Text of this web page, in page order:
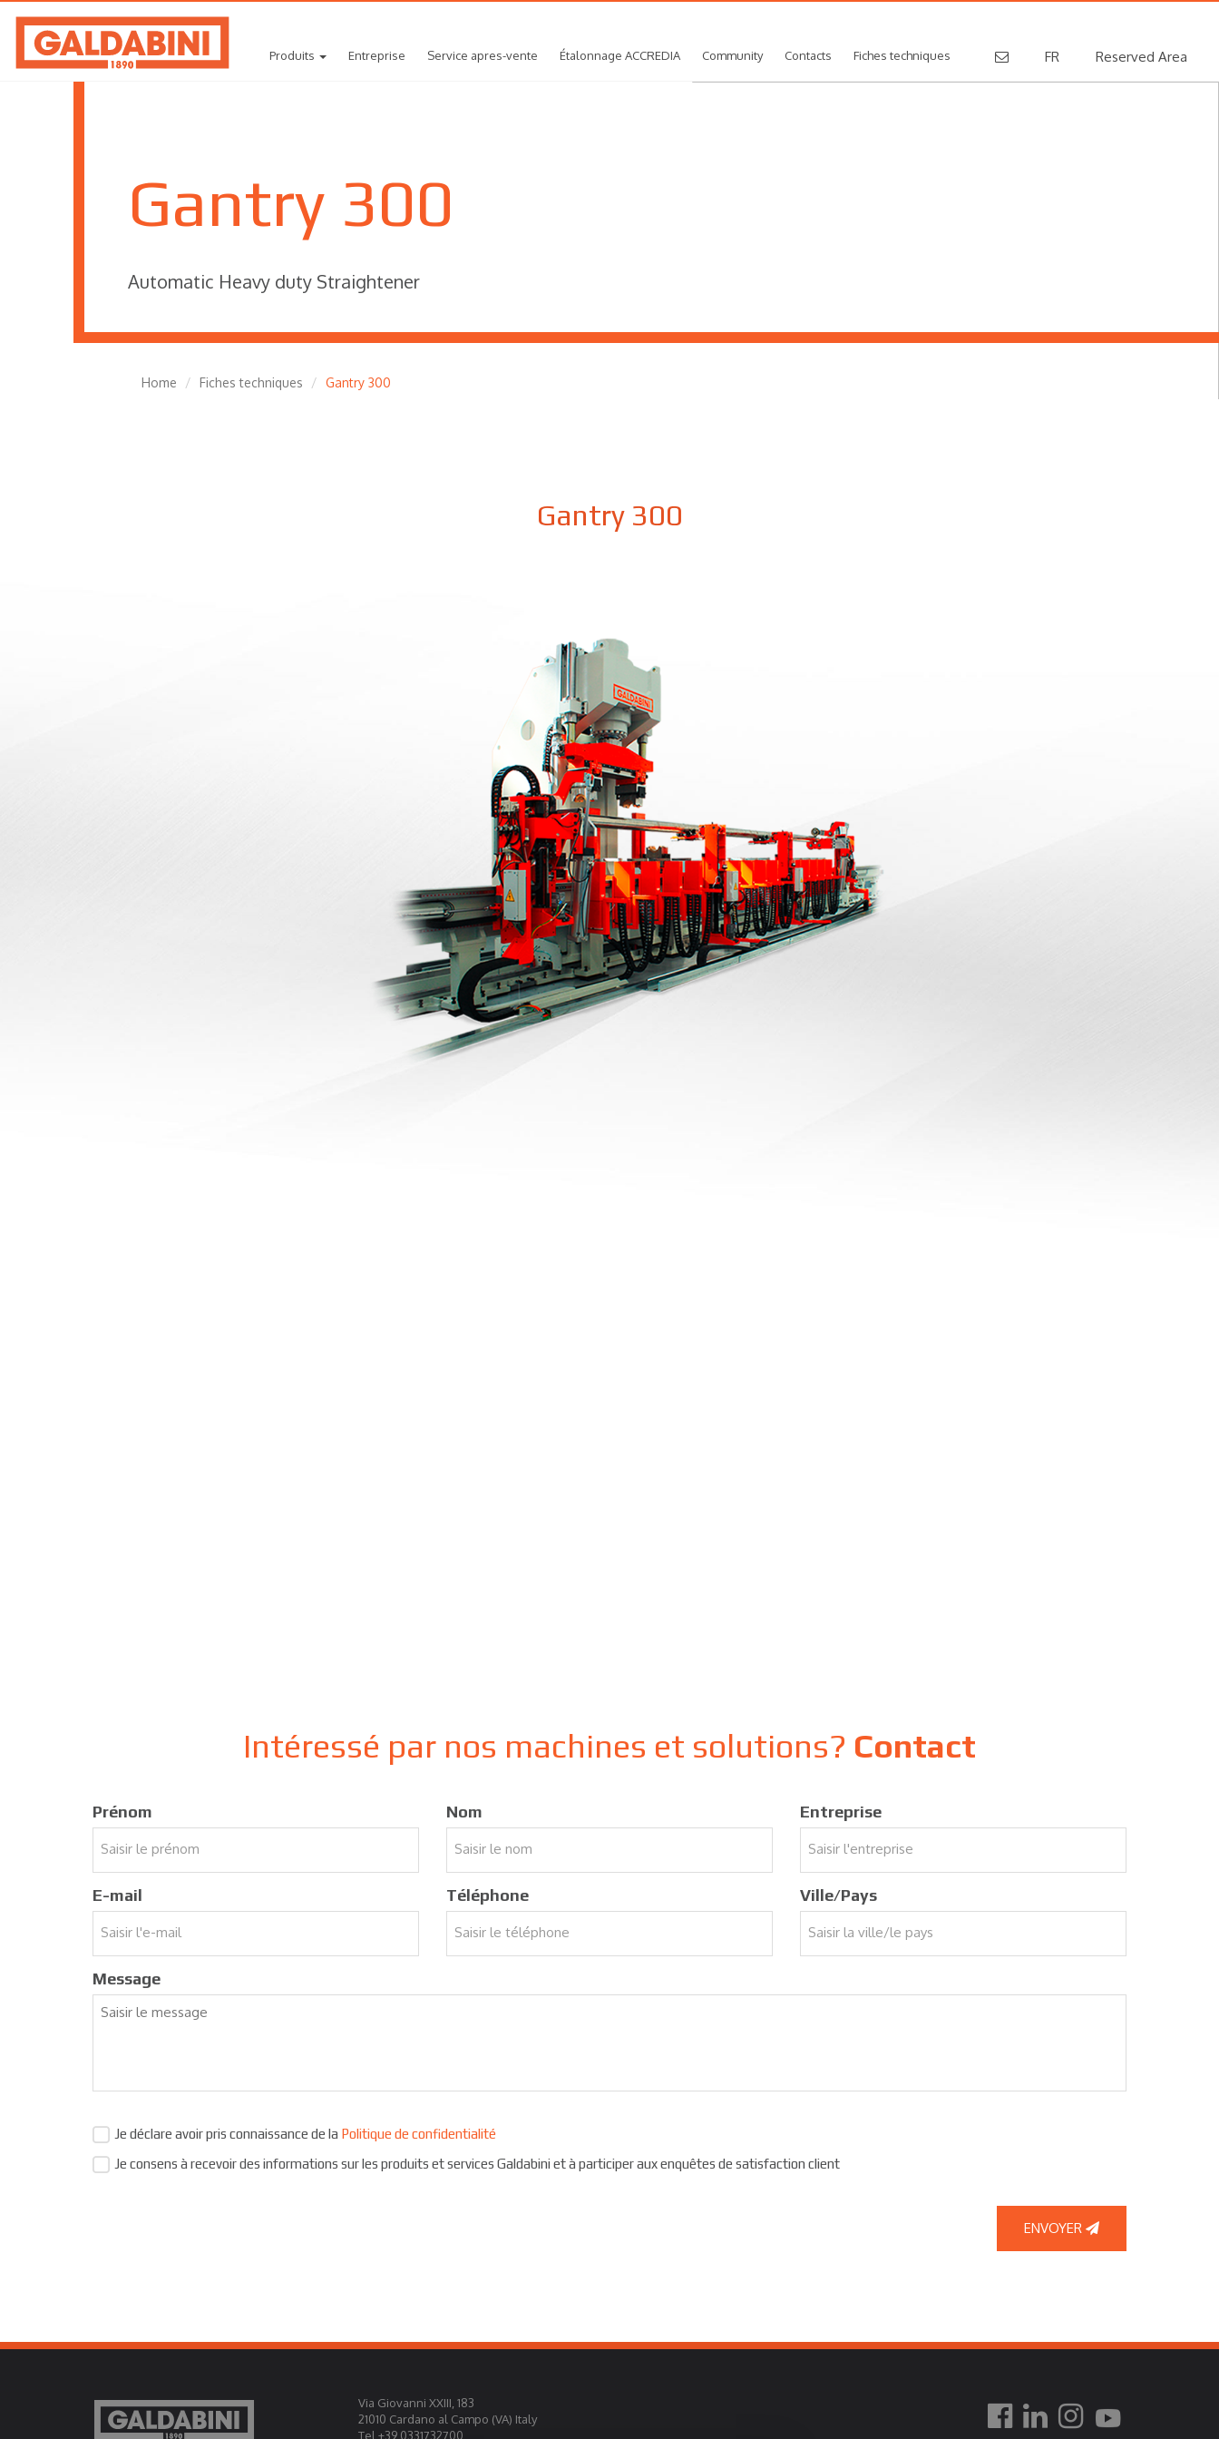
Produits Entreprise Service apres-vente Étalonnage ACCREDIA Community Contacts Fiches techniques FR Reserved Area
Gantry 300
Automatic Heavy duty Straightener
Home Fiches techniques Gantry 300
Gantry 300
Intéressé par nos machines et solutions? Contact
Prénom Nom Entreprise
E-mail Téléphone Ville/Pays
Message
Je déclare avoir pris connaissance de la Politique de confidentialité
Je consens à recevoir des informations sur les produits et services Galdabini et à participer aux enquêtes de satisfaction client
ENVOYER
Via Giovanni XXIII, 183
21010 Cardano al Campo (VA) Italy
Tel +39 0331732700